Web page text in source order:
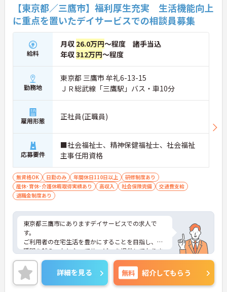
【東京都／三鷹市】福利厚生充実 生活機能向上
に重点を置いたデイサービスでの相談員募集
給料
月収 26.0万円～程度 諸手当込
年収312万円～程度
勤務地
東京都 三鷹市 牟礼6-13-15
ＪＲ総武線「三鷹駅」バス・車10分
雇用形態 正社員(正職員)
応募要件
■社会福祉士、精神保健福祉士、社会福祉
主事任用資格
無資格OK 日勤のみ 年間休日110日以上
研修制度あり
産休･育休･介護休暇取得実績あり
高収入 社会保険完備
交通費支給
退職金制度あり
東京都三鷹市にありますデイサービスでの求人で
す。
ご利用者の在宅生活を豊かにすることを目指し、職
種間を越え一丸となってサービスを提供しておりま
す。
適切な給与、労働環境、教育制度の充実に力を入
れ、長く安心して働ける職場を目指しています。
ご興味ある方は詳細お問い合わせください。
詳細を見る 無料 紹介してもらう